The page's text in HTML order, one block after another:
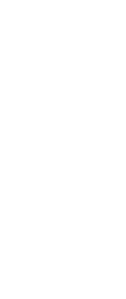
der Regel: Bürgeramt)
für die Anmeldung
Meldebehörde
37,00
15,00
Ausland: jeweilige
Stelle unverzüglich
eine Eintragung